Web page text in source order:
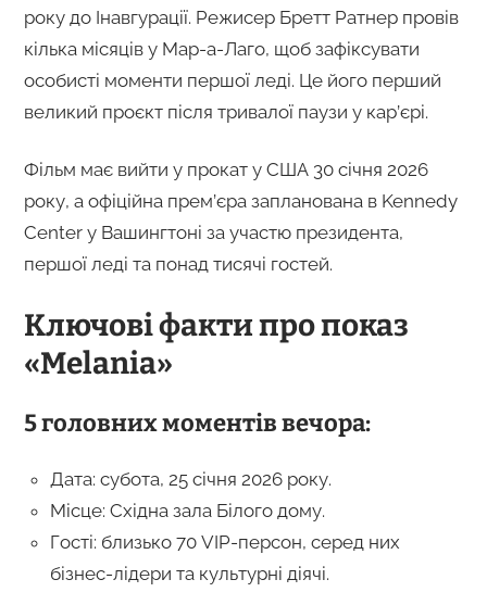
року до Інавгурації. Режисер Бретт Ратнер провів
кілька місяців у Мар-а-Лаго, щоб зафіксувати
особисті моменти першої леді. Це його перший
великий проєкт після тривалої паузи у кар’єрі.
Фільм має вийти у прокат у США 30 січня 2026
року, а офіційна прем’єра запланована в Kennedy
Center у Вашингтоні за участю президента,
першої леді та понад тисячі гостей.
Ключові факти про показ
«Melania»
5 головних моментів вечора:
Дата: субота, 25 січня 2026 року.
Місце: Східна зала Білого дому.
Гості: близько 70 VIP-персон, серед них
бізнес-лідери та культурні діячі.